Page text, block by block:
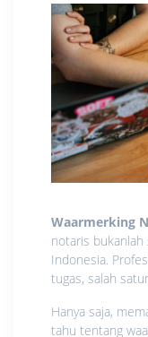
Waarmerking
notaris
Indonesia.
tugas, salah
Hanya saja,
tahu tentang